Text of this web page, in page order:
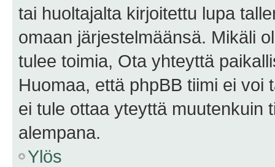
tai huoltajalta kirjoitettu lupa
omaan järjestelmäänsä. Mikäli
tulee toimia, Ota yhteyttä
Huomaa, että phpBB tiimi ei
ei tule ottaa yteyttä muutenkuin
alempana.
Ylös